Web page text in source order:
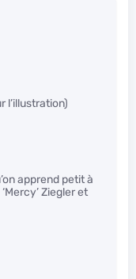
l’illustration)
apprend petit à
Ziegler et